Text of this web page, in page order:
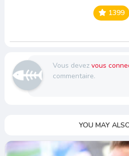
1399
Vous devez vous
commentaire.
YOU MAY